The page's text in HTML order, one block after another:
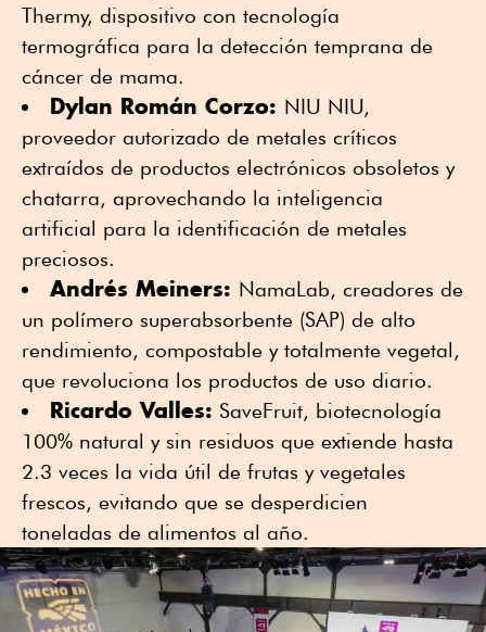
Thermy, dispositivo con tecnología
termográfica para la detección temprana de
cáncer de mama.
Dylan Román Corzo: NIU NIU,
proveedor autorizado de metales críticos
extraídos de productos electrónicos obsoletos y
chatarra, aprovechando la inteligencia
artificial para la identificación de metales
preciosos.
Andrés Meiners: NamaLab, creadores de
un polímero superabsorbente (SAP) de alto
rendimiento, compostable y totalmente vegetal,
que revoluciona los productos de uso diario.
Ricardo Valles: SaveFruit, biotecnología
100% natural y sin residuos que extiende hasta
2.3 veces la vida útil de frutas y vegetales
frescos, evitando que se desperdicien
toneladas de alimentos al año.